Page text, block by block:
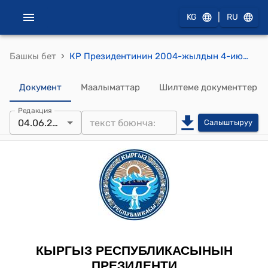
KG RU
Башкы бет › КР Президентинин 2004-жылдын 4-июнундагы ПЖ № 188 "Кыргыз Республикасынын Финансы министрлигинин системасындагы кызматкерлерди мамлекеттик сыйлыктар менен сыйлоо жөнүндө" жарлыгы
Документ Маалыматтар Шилтеме документтер
Редакция
04.06.2004 Салыштыруу